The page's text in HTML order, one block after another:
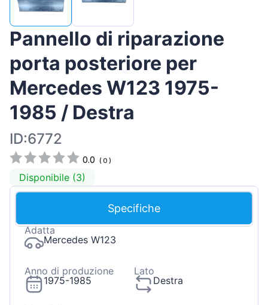
Pannello di riparazione
porta posteriore per
Mercedes W123 1975-
1985 / Destra
ID:6772
0.0 (0 )
Disponibile (3)
Specifiche
Adatta
Mercedes W123
Anno di produzione
1975-1985
Lato
Destra